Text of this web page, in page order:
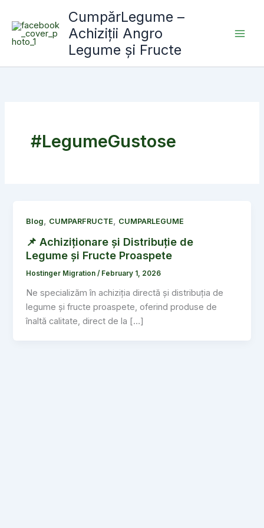
content
CumpărLegume –
Achiziții Angro
Legume și Fructe
#LegumeGustose
Blog, CUMPARFRUCTE, CUMPARLEGUME
📌 Achiziționare și Distribuție de
Legume și Fructe Proaspete
Hostinger Migration/ February 1, 2026
Ne specializăm în achiziția directă și distribuția de
legume și fructe proaspete, oferind produse de
înaltă calitate, direct de la […]